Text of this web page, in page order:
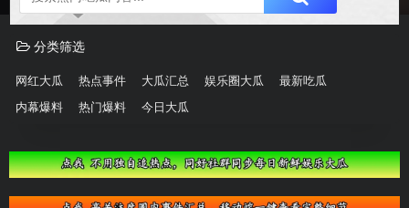
分类筛选
网红大瓜 热点事件 大瓜汇总 娱乐圈大瓜 最新吃瓜
内幕爆料 热门爆料 今日大瓜